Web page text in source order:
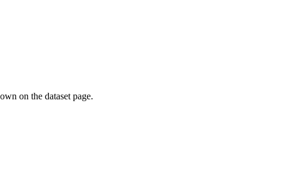
on the dataset page.